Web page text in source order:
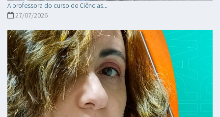
A professora do curso de Ciências...
27/07/2026